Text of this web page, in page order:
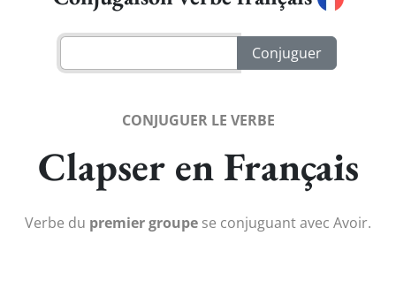
CONJUGUER LE VERBE
Clapser en Français
Verbe du premier groupe se conjuguant avec Avoir.